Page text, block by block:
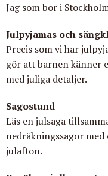
Jag som bor i
Julpyjamas och
Precis som vi har
gör att barnen känner
med juliga detaljer.
Sagostund
Läs en julsaga
nedräkningssagor
julafton.